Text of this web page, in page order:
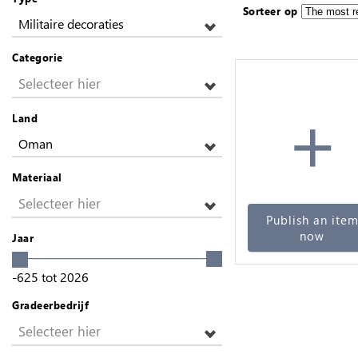
Militaire decoraties
Categorie
Selecteer hier
Land
Oman
Materiaal
Selecteer hier
Jaar
-625 tot 2026
Gradeerbedrijf
Selecteer hier
Sorteer op
+
Publish an item
now